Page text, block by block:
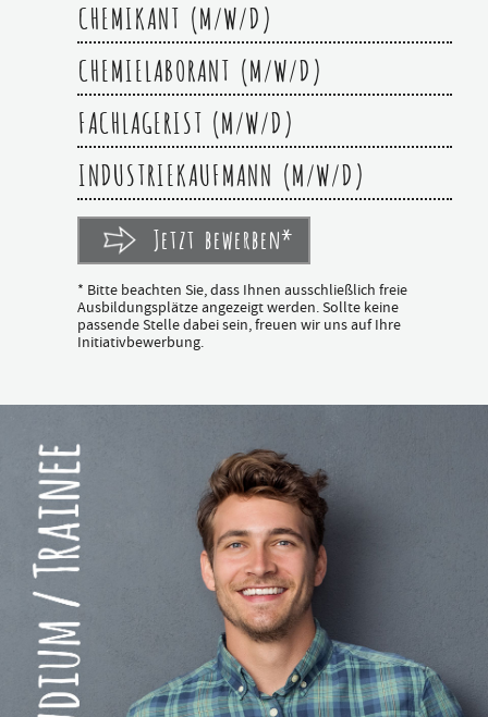
CHEMIKANT (M/W/D)
CHEMIELABORANT (M/W/D)
FACHLAGERIST (M/W/D)
INDUSTRIEKAUFMANN (M/W/D)
Jetzt bewerben*
* Bitte beachten Sie, dass Ihnen ausschließlich freie
Ausbildungsplätze angezeigt werden. Sollte keine
passende Stelle dabei sein, freuen wir uns auf Ihre
Initiativbewerbung.